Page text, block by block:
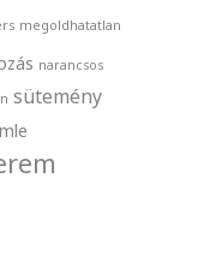
megoldhatatlan
narancsos
sütemény